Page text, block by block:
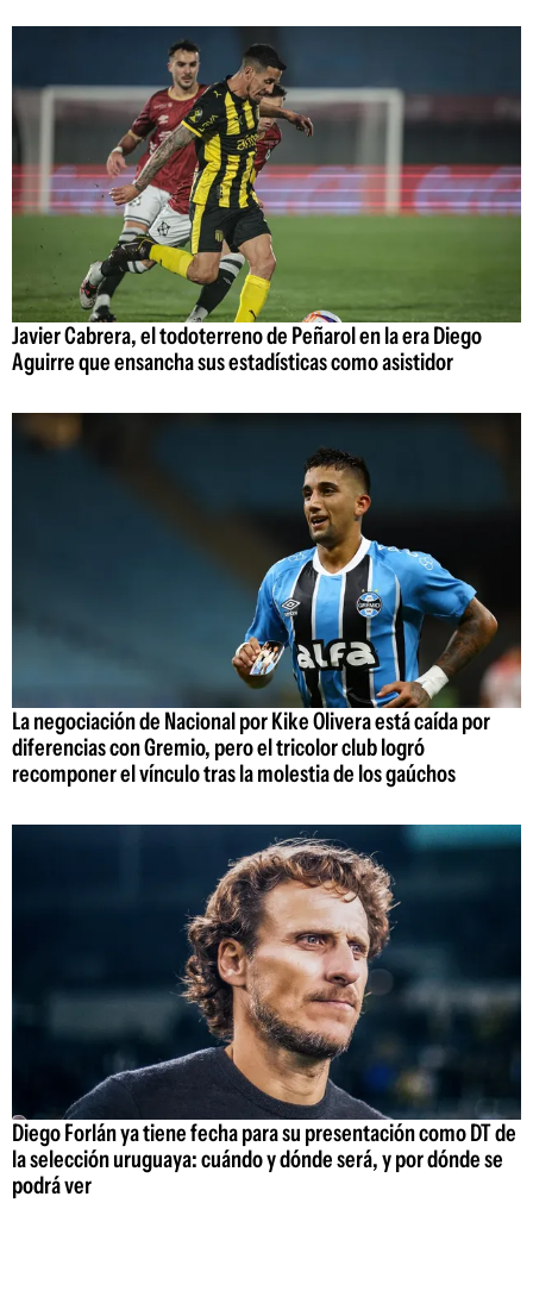
Javier Cabrera, el todoterreno de Peñarol en la era Diego
Aguirre que ensancha sus estadísticas como asistidor
La negociación de Nacional por Kike Olivera está caída por
diferencias con Gremio, pero el tricolor club logró
recomponer el vínculo tras la molestia de los gaúchos
Diego Forlán ya tiene fecha para su presentación como DT de
la selección uruguaya: cuándo y dónde será, y por dónde se
podrá ver